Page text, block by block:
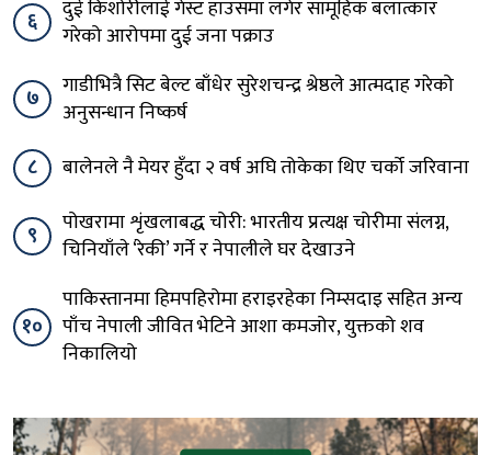
६
दुई किशोरीलाई गेस्ट हाउसमा लगेर सामूहिक बलात्कार
गरेको आरोपमा दुई जना पक्राउ
७
गाडीभित्रै सिट बेल्ट बाँधेर सुरेशचन्द्र श्रेष्ठले आत्मदाह गरेको
अनुसन्धान निष्कर्ष
८
बालेनले नै मेयर हुँदा २ वर्ष अघि तोकेका थिए चर्को जरिवाना
९
पोखरामा शृंखलाबद्ध चोरी: भारतीय प्रत्यक्ष चोरीमा संलग्न,
चिनियाँले ‘रेकी’ गर्ने र नेपालीले घर देखाउने
१०
पाकिस्तानमा हिमपहिरोमा हराइरहेका निम्सदाइ सहित अन्य
पाँच नेपाली जीवित भेटिने आशा कमजोर, युक्तको शव
निकालियो